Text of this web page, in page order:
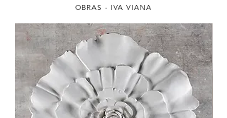
OBRAS - IVA VIANA